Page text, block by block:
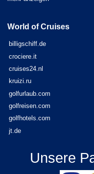
World of Cruises
billigschiff.de
crociere.it
cruises24.nl
kruizi.ru
golfurlaub.com
golfreisen.com
golfhotels.com
jt.de
Unsere